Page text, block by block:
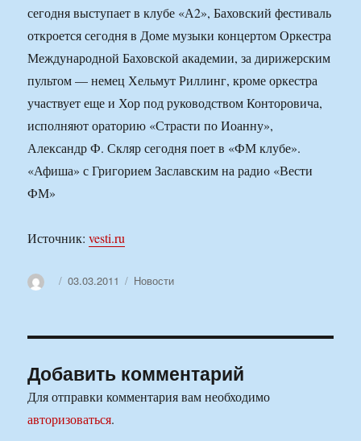
сегодня выступает в клубе «А2», Баховский фестиваль
откроется сегодня в Доме музыки концертом Оркестра
Международной Баховской академии, за дирижерским
пультом — немец Хельмут Риллинг, кроме оркестра
участвует еще и Хор под руководством Конторовича,
исполняют ораторию «Страсти по Иоанну»,
Александр Ф. Скляр сегодня поет в «ФМ клубе».
«Афиша» с Григорием Заславским на радио «Вести
ФМ»
Источник:vesti.ru
АвторОпубликовано
03.03.2011 Рубрики
Новости
Добавить комментарий
Для отправки комментария вам необходимо
авторизоваться.